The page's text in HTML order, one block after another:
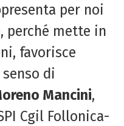
per noi
perché mette in
favorisce
di
Mancini,
Cgil Follonica-